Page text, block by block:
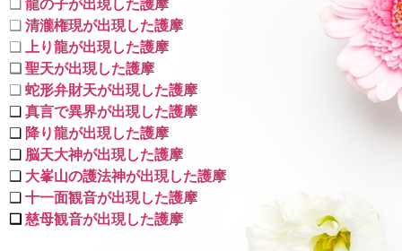
❑ 龍の子が出現した護摩
❑ 清瀧権現が出現した護摩
❑ 上り龍が出現した護摩
❑ 聖天が出現した護摩
❑ 蛇形弁財天が出現した護摩
❑ 真言で異界が出現した護摩
❑ 降り龍が出現した護摩
❑ 脳天大神が出現した護摩
❑ 大峯山の護法神が出現した護摩
❑ 十一面観音が出現した護摩
❑ 慈母観音が出現した護摩